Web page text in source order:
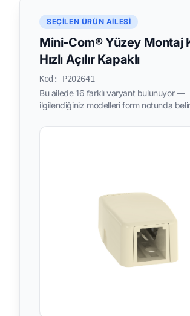
SEÇILEN ÜRÜN AILESI
Mini-Com® Yüzey Montaj
Hızlı Açılır Kapaklı
Kod: P202641
Bu ailede 16 farklı varyant bulunuyor —
ilgilendiğiniz modelleri form notunda